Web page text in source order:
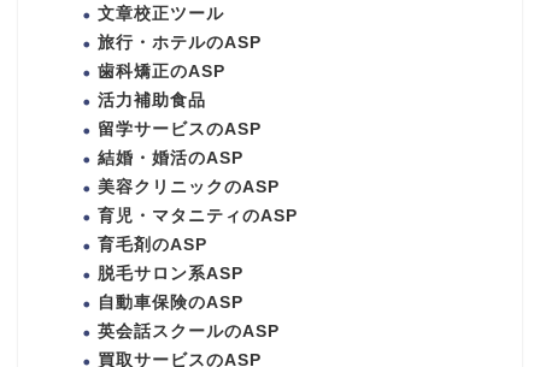
文章校正ツール
旅行・ホテルのASP
歯科矯正のASP
活力補助食品
留学サービスのASP
結婚・婚活のASP
美容クリニックのASP
育児・マタニティのASP
育毛剤のASP
脱毛サロン系ASP
自動車保険のASP
英会話スクールのASP
買取サービスのASP